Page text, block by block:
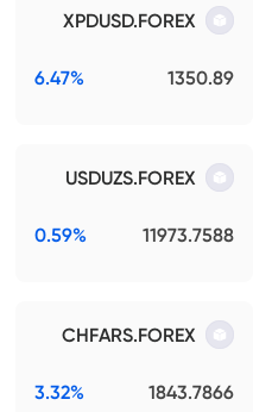
XPDUSD.FOREX
1350.89
6.47%
USDUZS.FOREX
11973.7588
0.59%
CHFARS.FOREX
1843.7866
3.32%